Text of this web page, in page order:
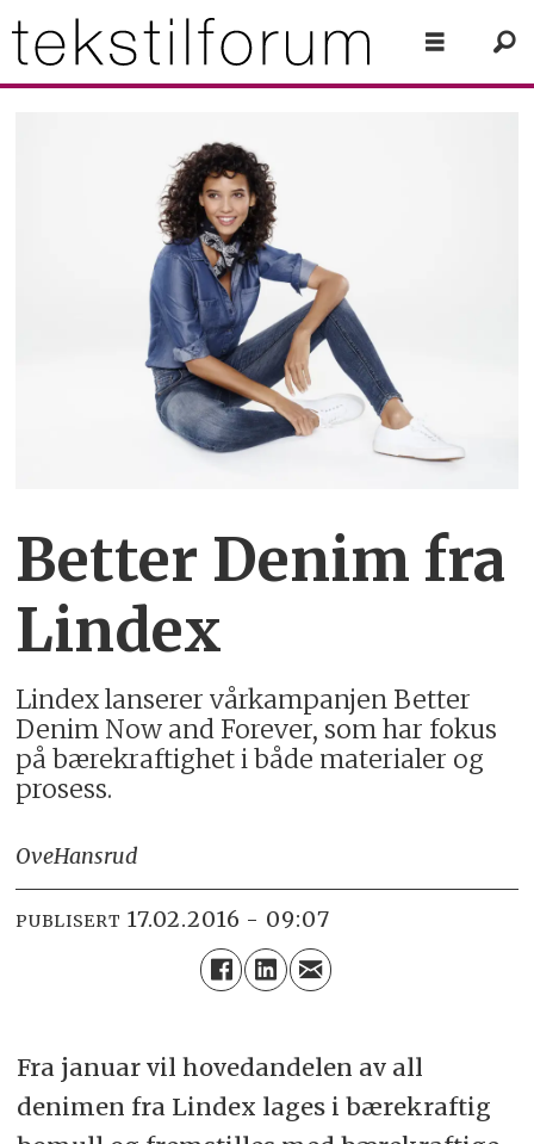
Better Denim fra
Lindex
Lindex lanserer vårkampanjen Better
Denim Now and Forever, som har fokus
på bærekraftighet i både materialer og
prosess.
OveHansrud
PUBLISERT 17.02.2016 - 09:07
Fra januar vil hovedandelen av all
denimen fra Lindex lages i bærekraftig